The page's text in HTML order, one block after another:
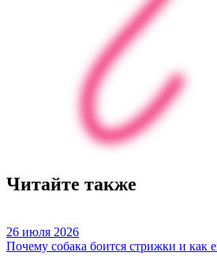
Читайте также
26 июля 2026
Почему собака боится стрижки и как